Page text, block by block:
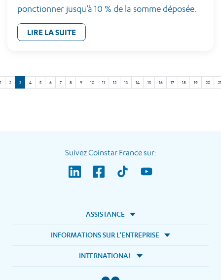
ponctionner jusqu’à 10 % de la somme déposée.
LIRE LA SUITE
1 2 3 4 5 6 7 8 9 10 11 12 13 14 15 16 17 18 19 20 21
Suivez Coinstar France sur:
ASSISTANCE
INFORMATIONS SUR L'ENTREPRISE
INTERNATIONAL